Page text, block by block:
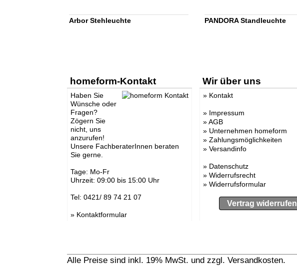
Arbor Stehleuchte PANDORA Standleuchte
homeform-Kontakt
Haben Sie
Wünsche oder
Fragen?
Zögern Sie
nicht, uns
anzurufen!
Unsere FachberaterInnen beraten
Sie gerne.
Tage: Mo-Fr
Uhrzeit: 09:00 bis 15:00 Uhr
Tel: 0421/ 89 74 21 07
» Kontaktformular
Wir über uns
» Kontakt
» Impressum
»AGB
» Unternehmen homeform
» Zahlungsmöglichkeiten
» Versandinfo
» Datenschutz
» Widerrufsrecht
» Widerrufsformular
Vertrag widerrufen
Alle Preise sind inkl. 19% MwSt. und zzgl. Versandkosten.